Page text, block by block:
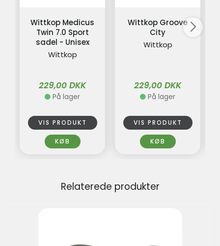
Wittkop Medicus
Twin 7.0 Sport
sadel - Unisex
Wittkop
229,00 DKK
På lager
VIS PRODUKT
KØB
Wittkop Groove
City
Wittkop
229,00 DKK
På lager
VIS PRODUKT
KØB
Relaterede produkter